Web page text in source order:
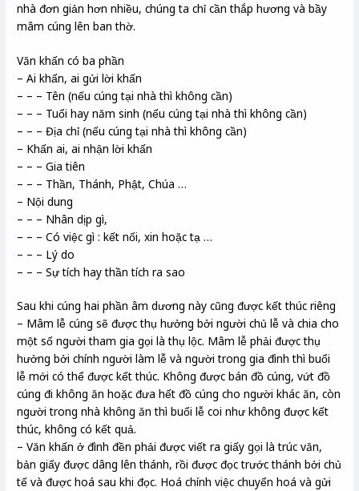
nhà đơn giản hơn nhiều, chúng ta chỉ cần thắp hương và bầy
mâm cúng lên ban thờ.
Văn khấn có ba phần
– Ai khấn, ai gửi lời khấn
– – – Tên (nếu cúng tại nhà thì không cần)
– – – Tuổi hay năm sinh (nếu cúng tại nhà thì không cần)
– – – Địa chỉ (nếu cúng tại nhà thì không cần)
– Khấn ai, ai nhận lời khấn
– – – Gia tiên
– – – Thần, Thánh, Phật, Chúa …
– Nội dung
– – – Nhân dịp gì,
– – – Có việc gì : kết nối, xin hoặc tạ …
– – – Lý do
– – – Sự tích hay thần tích ra sao
Sau khi cúng hai phần âm dương này cũng được kết thúc riêng
– Mâm lễ cúng sẽ được thụ hưởng bởi người chủ lễ và chia cho
một số người tham gia gọi là thụ lộc. Mâm lễ phải được thụ
hưởng bởi chính người làm lễ và người trong gia đình thì buổi
lễ mới có thể được kết thúc. Không được bán đồ cúng, vứt đồ
cúng đi không ăn hoặc đưa hết đồ cúng cho người khác ăn, còn
người trong nhà không ăn thì buổi lễ coi như không được kết
thúc, không có kết quả.
– Văn khấn ở đình đền phải được viết ra giấy gọi là trúc văn,
bản giấy được dâng lên thánh, rồi được đọc trước thánh bởi chủ
tế và được hoá sau khi đọc. Hoá chính việc chuyển hoá và gửi